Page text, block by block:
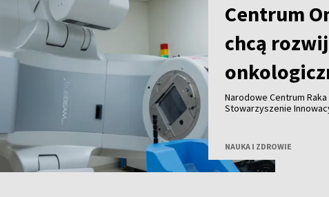
Centrum
chcą
Narodowe Centrum
Stowarzyszenie
czwartek NVC.
NAUKA I ZDROWIE